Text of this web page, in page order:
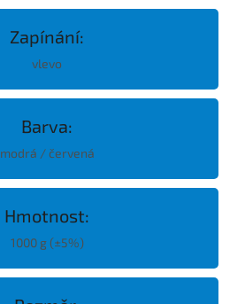
Zapínání:
vlevo
Barva:
modrá / červená
Hmotnost:
1000 g (±5%)